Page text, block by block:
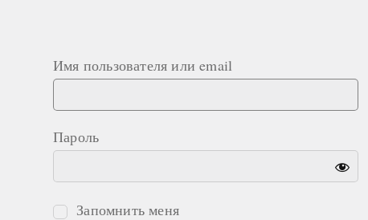
Имя пользователя или email
Пароль
Запомнить меня